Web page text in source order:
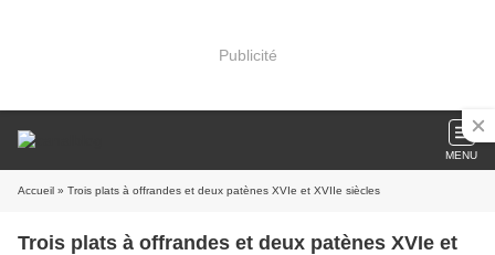
Publicité
MENU
Accueil » Trois plats à offrandes et deux patènes XVIe et XVIIe siècles
Trois plats à offrandes et deux patènes XVIe et